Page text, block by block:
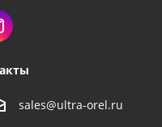
sales@ultra-orel.ru